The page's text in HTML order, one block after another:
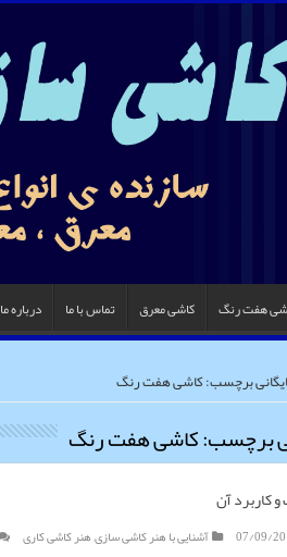
هفت رنگ کاشی معرق تماس با ما درباره ما
برچسب: کاشی هفت رنگ
برچسب:کاشی هفت رنگ
کاربرد آن
07/09/ آشنایی با هنر کاشی سازی,هنر کاشی کاری